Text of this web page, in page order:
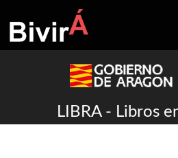
to
content
LIBRA - Libros